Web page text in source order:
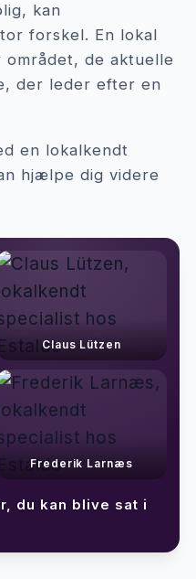
kan
forskel. En lokal
de aktuelle
der leder efter en
en lokalkendt
hjælpe dig videre
Claus Lützen
Frederik Larnæs
du kan blive sat i